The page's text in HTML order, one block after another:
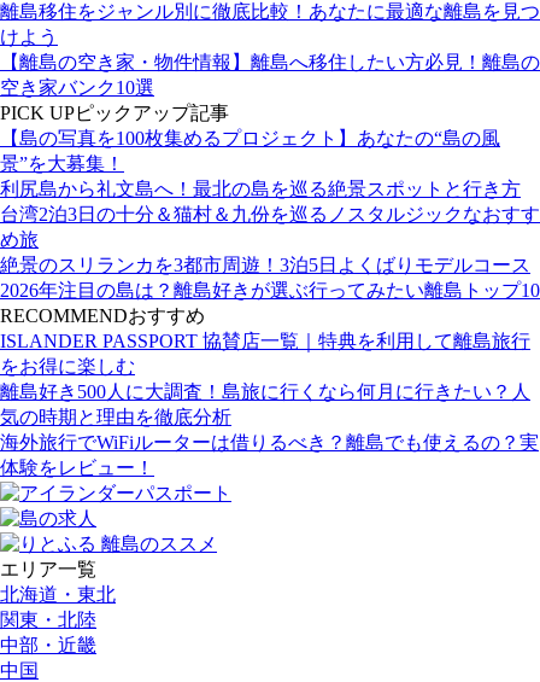
離島移住をジャンル別に徹底比較！あなたに最適な離島を見つ
けよう
【離島の空き家・物件情報】離島へ移住したい方必見！離島の
空き家バンク10選
PICK UPピックアップ記事
【島の写真を100枚集めるプロジェクト】あなたの“島の風
景”を大募集！
利尻島から礼文島へ！最北の島を巡る絶景スポットと行き方
台湾2泊3日の十分＆猫村＆九份を巡るノスタルジックなおすす
め旅
絶景のスリランカを3都市周遊！3泊5日よくばりモデルコース
2026年注目の島は？離島好きが選ぶ行ってみたい離島トップ10
RECOMMENDおすすめ
ISLANDER PASSPORT 協賛店一覧｜特典を利用して離島旅行
をお得に楽しむ
離島好き500人に大調査！島旅に行くなら何月に行きたい？人
気の時期と理由を徹底分析
海外旅行でWiFiルーターは借りるべき？離島でも使えるの？実
体験をレビュー！
エリア一覧
北海道・東北
関東・北陸
中部・近畿
中国